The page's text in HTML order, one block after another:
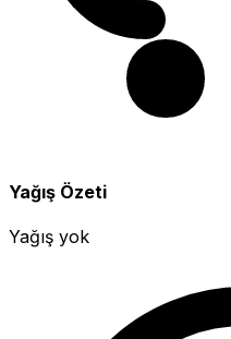
Yağış Özeti
Yağış yok